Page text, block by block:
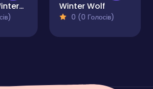
Minicraft Winterblock Winter Wolf
0 (0 Голосів)